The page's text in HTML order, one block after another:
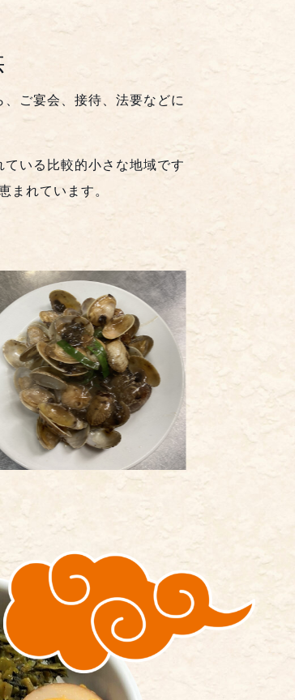
ご宴会、接待、法要などに
いる比較的小さな地域です
まれています。